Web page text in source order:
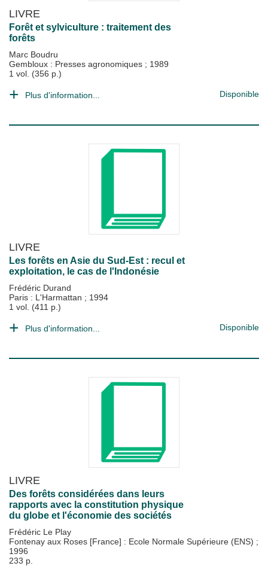
LIVRE
Forêt et sylviculture : traitement des
forêts
Marc Boudru
Gembloux : Presses agronomiques ; 1989
1 vol. (356 p.)
Plus d'information... Disponible
LIVRE
Les forêts en Asie du Sud-Est : recul et
exploitation, le cas de l'Indonésie
Frédéric Durand
Paris : L'Harmattan ; 1994
1 vol. (411 p.)
Plus d'information... Disponible
LIVRE
Des forêts considérées dans leurs
rapports avec la constitution physique
du globe et l'économie des sociétés
Frédéric Le Play
Fontenay aux Roses [France] : Ecole Normale Supérieure (ENS) ;
1996
233 p.